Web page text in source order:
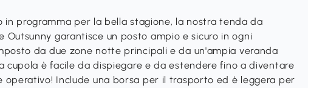
in programma per la bella stagione, la nostra tenda da
Outsunny garantisce un posto ampio e sicuro in ogni
da due zone notte principali e da un'ampia veranda
cupola è facile da dispiegare e da estendere fino a diventare
operativo! Include una borsa per il trasporto ed è leggera per